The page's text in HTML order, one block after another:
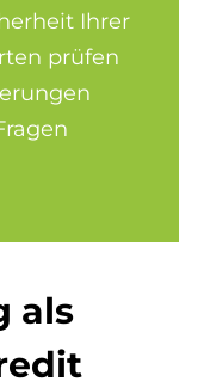
Ihrer
prüfen
als